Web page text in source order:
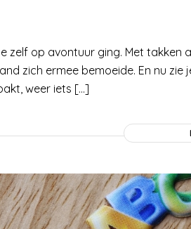
zelf op avontuur ging. Met takken
zich ermee bemoeide. En nu zie
weer iets […]